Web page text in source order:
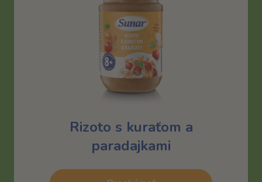
Rizoto s kuraťom a
paradajkami